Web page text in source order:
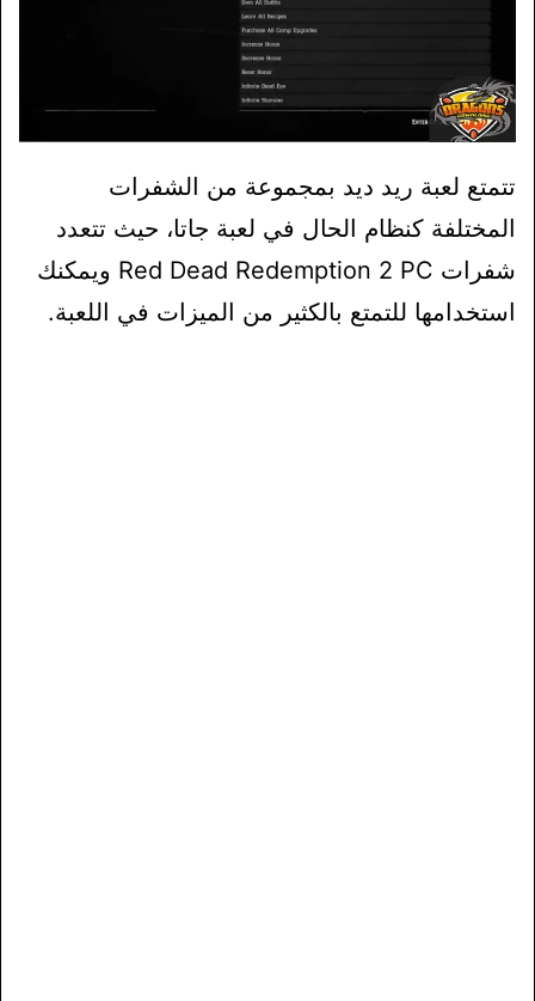
تتمتع لعبة ريد ديد بمجموعة من الشفرات
المختلفة كنظام الحال في لعبة جاتا، حيث تتعدد
شفرات Red Dead Redemption 2 PC ويمكنك
استخدامها للتمتع بالكثير من الميزات في اللعبة.